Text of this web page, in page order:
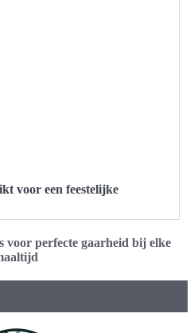
voor een feestelijke
voor perfecte gaarheid bij elke